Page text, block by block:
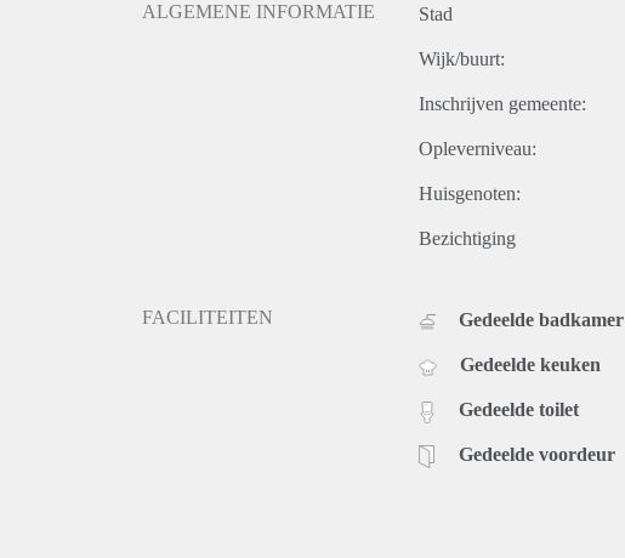
ALGEMENE INFORMATIE Stad
Wijk/buurt:
Inschrijven gemeente:
Opleverniveau:
Huisgenoten:
Bezichtiging
FACILITEITEN Gedeelde badkamer
Gedeelde keuken
Gedeelde toilet
Gedeelde voordeur